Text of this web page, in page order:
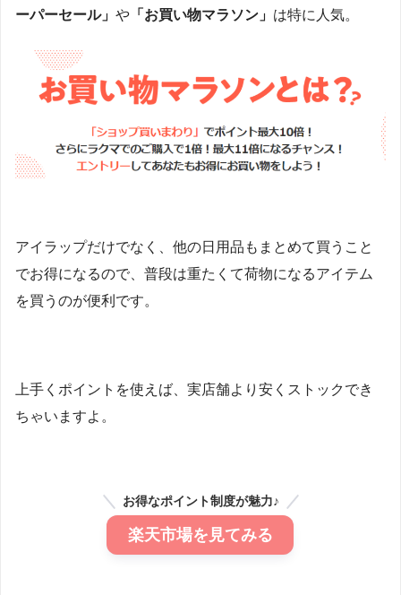
ーパーセール」 や 「お買い物マラソン」 は特に人気。
アイラップだけでなく、他の日用品もまとめて買うこと
でお得になるので、普段は重たくて荷物になるアイテム
を買うのが便利です。
上手くポイントを使えば、実店舗より安くストックでき
ちゃいますよ。
お得なポイント制度が魅力♪
楽天市場を見てみる